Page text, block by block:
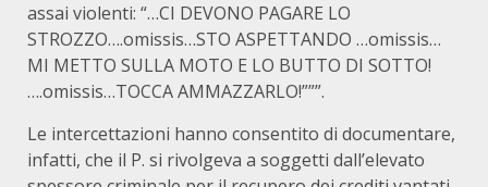
assai violenti: “…CI DEVONO PAGARE LO
STROZZO….omissis…STO ASPETTANDO …omissis…
MI METTO SULLA MOTO E LO BUTTO DI SOTTO!
….omissis…TOCCA AMMAZZARLO!”””.
Le intercettazioni hanno consentito di documentare,
infatti, che il P. si rivolgeva a soggetti dall’elevato